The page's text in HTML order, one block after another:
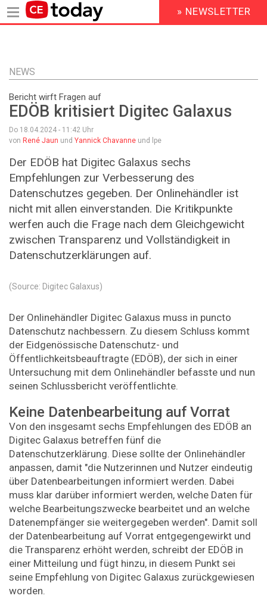
Inhalt
HEADER
MENU
» NEWSLETTER
NEWS
Bericht wirft Fragen auf
EDÖB kritisiert Digitec Galaxus
Do 18.04.2024 - 11:42 Uhr
von René Jaun und Yannick Chavanne und lpe
Der EDÖB hat Digitec Galaxus sechs
Empfehlungen zur Verbesserung des
Datenschutzes gegeben. Der Onlinehändler ist
nicht mit allen einverstanden. Die Kritikpunkte
werfen auch die Frage nach dem Gleichgewicht
zwischen Transparenz und Vollständigkeit in
Datenschutzerklärungen auf.
(Source: Digitec Galaxus)
Der Onlinehändler Digitec Galaxus muss in puncto
Datenschutz nachbessern. Zu diesem Schluss kommt
der Eidgenössische Datenschutz- und
Öffentlichkeitsbeauftragte (EDÖB), der sich in einer
Untersuchung mit dem Onlinehändler befasste und nun
seinen Schlussbericht veröffentlichte.
Keine Datenbearbeitung auf Vorrat
Von den insgesamt sechs Empfehlungen des EDÖB an
Digitec Galaxus betreffen fünf die
Datenschutzerklärung. Diese sollte der Onlinehändler
anpassen, damit "die Nutzerinnen und Nutzer eindeutig
über Datenbearbeitungen informiert werden. Dabei
muss klar darüber informiert werden, welche Daten für
welche Bearbeitungszwecke bearbeitet und an welche
Datenempfänger sie weitergegeben werden". Damit soll
der Datenbearbeitung auf Vorrat entgegengewirkt und
die Transparenz erhöht werden, schreibt der EDÖB in
einer Mitteilung und fügt hinzu, in diesem Punkt sei
seine Empfehlung von Digitec Galaxus zurückgewiesen
worden.